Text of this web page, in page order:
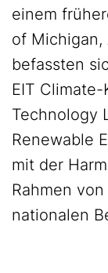
einem
of Michigan,
befassten
EIT
Technology
Renewable
mit der
Rahmen
nationalen